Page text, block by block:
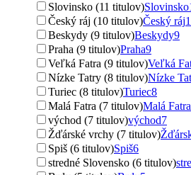
Slovinsko (11 titulov)Slovinsko
Český ráj (10 titulov)Český ráj
Beskydy (9 titulov)Beskydy9
Praha (9 titulov)Praha9
Veľká Fatra (9 titulov)Veľká
Nízke Tatry (8 titulov)Nízke
Turiec (8 titulov)Turiec8
Malá Fatra (7 titulov)Malá Fatra
východ (7 titulov)východ7
Žďárské vrchy (7 titulov)
Spiš (6 titulov)Spiš6
stredné Slovensko (6 titulov)